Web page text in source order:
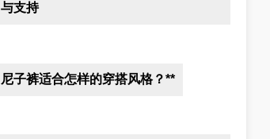
与支持
尼子裤适合怎样的穿搭风格？**